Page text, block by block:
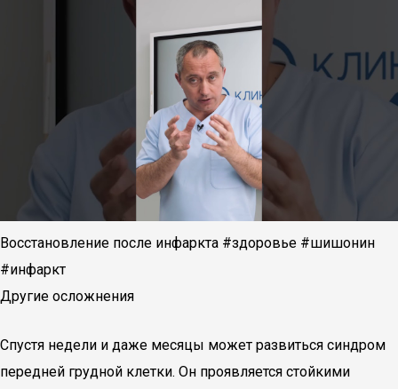
Восстановление после инфаркта #здоровье #шишонин
#инфаркт
Другие осложнения
Спустя недели и даже месяцы может развиться синдром
передней грудной клетки. Он проявляется стойкими